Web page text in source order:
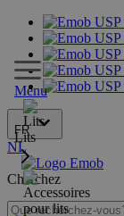
FR
NL
Cherchez
Menu
Lits